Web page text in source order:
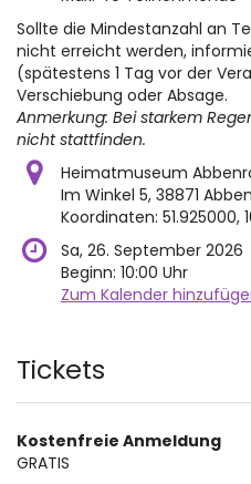
Sollte die Mindestanzahl an
nicht erreicht werden,
(spätestens 1 Tag vor der
Verschiebung oder Absage.
Anmerkung: Bei starkem
nicht stattfinden.
Heimatmuseum
Im Winkel 5, 38871
Koordinaten: 51.925000,
Sa, 26. September 2026
Beginn: 10:00 Uhr
Zum Kalender
Produkte
Tickets
Kostenfreie Anmeldung
GRATIS